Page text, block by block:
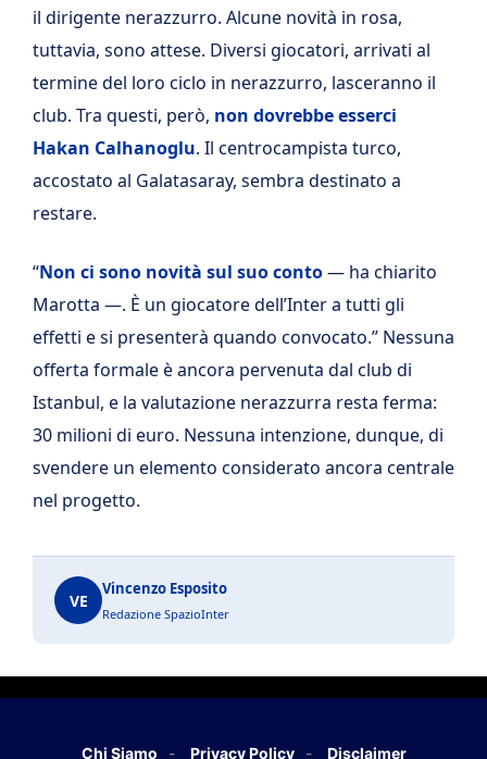
il dirigente nerazzurro. Alcune novità in rosa,
tuttavia, sono attese. Diversi giocatori, arrivati al
termine del loro ciclo in nerazzurro, lasceranno il
club. Tra questi, però, non dovrebbe esserci
Hakan Calhanoglu. Il centrocampista turco,
accostato al Galatasaray, sembra destinato a
restare.
“Non ci sono novità sul suo conto— ha chiarito
Marotta —. È un giocatore dell’Inter a tutti gli
effetti e si presenterà quando convocato.” Nessuna
offerta formale è ancora pervenuta dal club di
Istanbul, e la valutazione nerazzurra resta ferma:
30 milioni di euro. Nessuna intenzione, dunque, di
svendere un elemento considerato ancora centrale
nel progetto.
VE
Vincenzo Esposito
Redazione SpazioInter
Chi Siamo Privacy Policy Disclaimer